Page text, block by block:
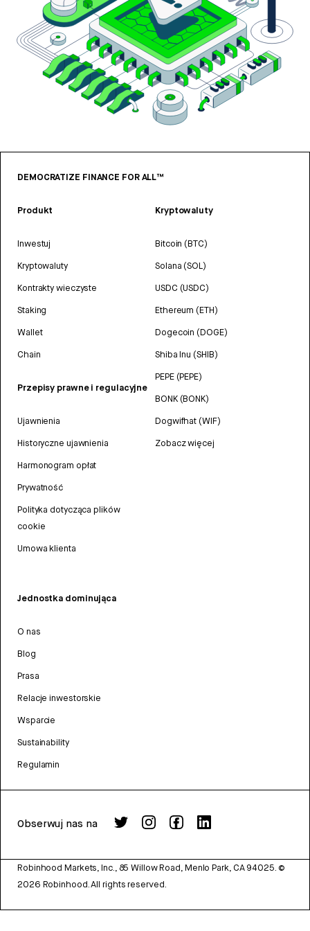
DEMOCRATIZE FINANCE FOR ALL™
Produkt
Inwestuj
Kryptowaluty
Kontrakty wieczyste
Staking
Wallet
Chain
Przepisy prawne i regulacyjne
Ujawnienia
Historyczne ujawnienia
Harmonogram opłat
Prywatność
Polityka dotycząca plików
cookie
Umowa klienta
Kryptowaluty
Bitcoin (BTC)
Solana (SOL)
USDC (USDC)
Ethereum (ETH)
Dogecoin (DOGE)
Shiba Inu (SHIB)
PEPE (PEPE)
BONK (BONK)
Dogwifhat (WIF)
Zobacz więcej
Jednostka dominująca
O nas
Blog
Prasa
Relacje inwestorskie
Wsparcie
Sustainability
Regulamin
Obserwuj nas na
Robinhood Markets, Inc., 85 Willow Road, Menlo Park, CA 94025. ©
2026 Robinhood. All rights reserved.